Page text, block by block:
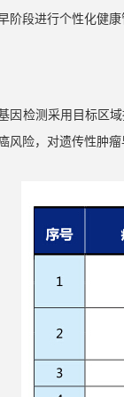
阶段进行个性化健
因检测采用目标区
风险，对遗传性肿瘤